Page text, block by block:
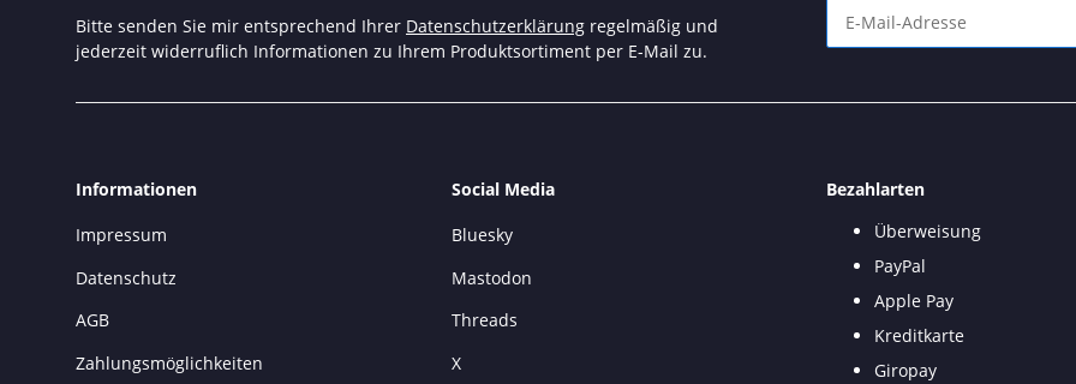
Bitte senden Sie mir entsprechend Ihrer Datenschutzerklärung regelmäßig und
jederzeit widerruflich Informationen zu Ihrem Produktsortiment per E-Mail zu.
Informationen
Impressum
Datenschutz
AGB
Zahlungsmöglichkeiten
Social Media
Bluesky
Mastodon
Threads
X
Bezahlarten
Überweisung
PayPal
Apple Pay
Kreditkarte
Giropay